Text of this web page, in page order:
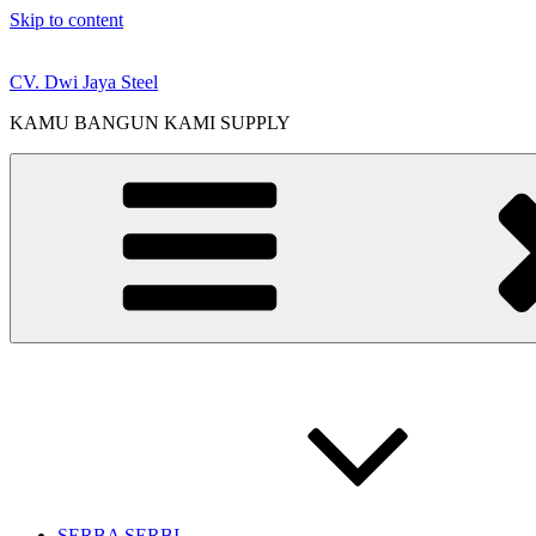
Skip to content
CV. Dwi Jaya Steel
KAMU BANGUN KAMI SUPPLY